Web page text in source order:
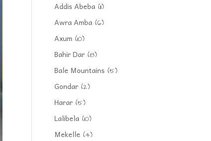
Addis Abeba (11)
Awra Amba (6)
Axum (10)
Bahir Dar (8)
Bale Mountains (5)
Gondar (2)
Harar (5)
Lalibela (10)
Mekelle (4)